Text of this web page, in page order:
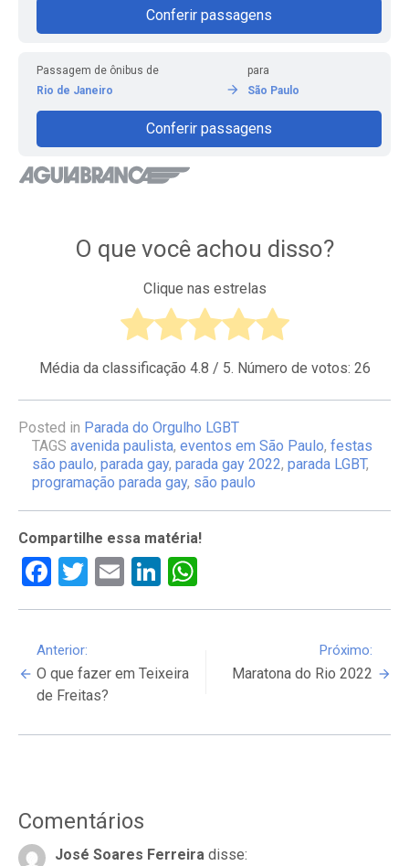
Conferir passagens
Passagem de ônibus de
Rio de Janeiro
para
São Paulo
Conferir passagens
O que você achou disso?
Clique nas estrelas
Média da classificação 4.8 / 5. Número de votos: 26
Posted in Parada do Orgulho LGBT
TAGS avenida paulista, eventos em São Paulo, festas
são paulo, parada gay, parada gay 2022, parada LGBT,
programação parada gay, são paulo
Compartilhe essa matéria!
Facebook
Twitter
EmailLinkedIn
Continue
Reading
Anterior:
O que fazer em Teixeira
de Freitas?
Próximo:
Maratona do Rio 2022
Comentários
José Soares Ferreira disse: